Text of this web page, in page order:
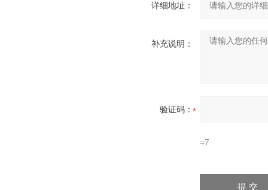
详细地址：
补充说明：
验证码：
=7